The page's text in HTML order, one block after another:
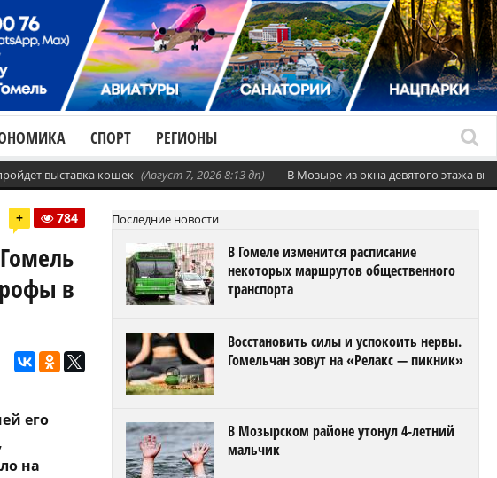
СПОРТ РЕГИОНЫ
выставка кошек (Август 7, 2026 8:13 дп) В Мозыре из окна девятого этажа
+ 784
в
его
на
Последние новости
В Гомеле изменится расписание
некоторых маршрутов общественного
транспорта
Восстановить силы и успокоить нервы.
Гомельчан зовут на «Релакс — пикник»
В Мозырском районе утонул 4-летний
мальчик